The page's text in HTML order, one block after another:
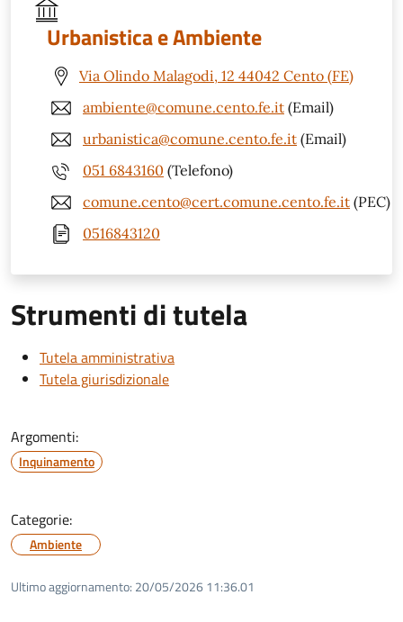
Urbanistica e Ambiente
Via Olindo Malagodi, 12 44042 Cento (FE)
ambiente@comune.cento.fe.it (Email)
urbanistica@comune.cento.fe.it (Email)
051 6843160 (Telefono)
comune.cento@cert.comune.cento.fe.it (PEC)
0516843120
Strumenti di tutela
Tutela amministrativa
Tutela giurisdizionale
Argomenti:
Inquinamento
Categorie:
Ambiente
Ultimo aggiornamento: 20/05/2026 11:36.01